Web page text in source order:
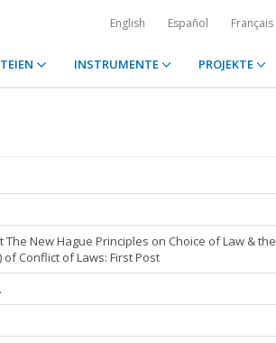
English Español Français
INSTRUMENTE PROJEKTE
The New Hague Principles on Choice of Law & the
Conflict of Laws: First Post